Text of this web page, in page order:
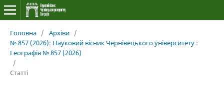
Головна / Архіви /
№ 857 (2026): Науковий вісник Чернівецького університету :
Географія № 857 (2026)
/
Статті